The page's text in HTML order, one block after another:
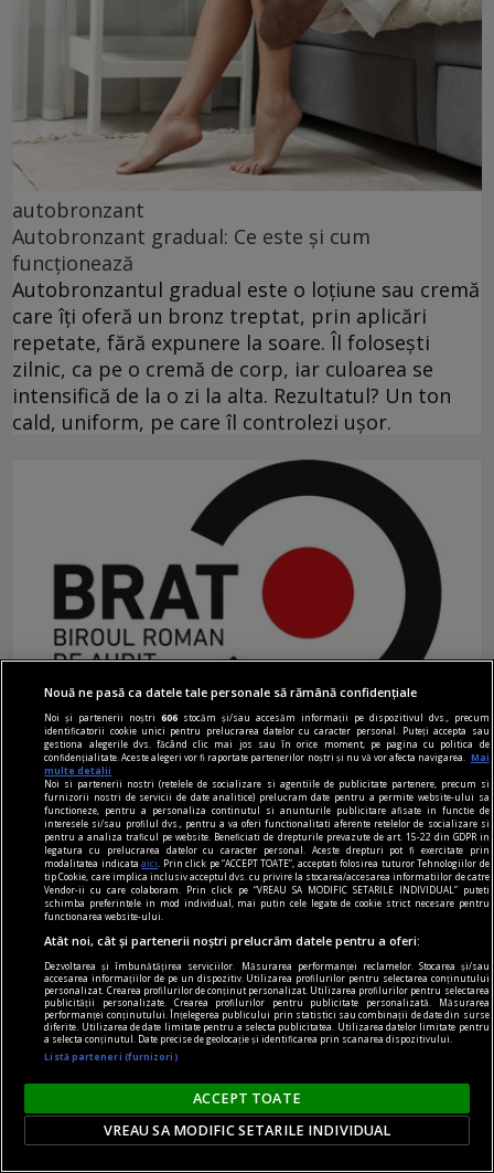
autobronzant
Autobronzant gradual: Ce este și cum
funcționează
Autobronzantul gradual este o loțiune sau cremă
care îți oferă un bronz treptat, prin aplicări
repetate, fără expunere la soare. Îl folosești
zilnic, ca pe o cremă de corp, iar culoarea se
intensifică de la o zi la alta. Rezultatul? Un ton
cald, uniform, pe care îl controlezi ușor.
comunicat
BRAT își prezintă poziția față de textul curent al
Digital Omnibus VII și atrage atenția asupra
importanței acestuia pentru sustenabilitatea și
libertatea presei
Biroul Român de Audit Transmedia (BRAT) își
exprimă poziția față de textul actual al Digital
Omnibus VII, propus de Președinția Cipriotă a
Consiliului Uniunii Europene în data de 21 mai
2026, si susține propunerea de excludere din
acest proiect de lege a prevederii privind
gestionarea ...
Nouă ne pasă ca datele tale personale să rămână confidențiale
Noi și partenerii noștri606 stocăm și/sau accesăm informații pe dispozitivul dvs., precum
identificatorii cookie unici pentru prelucrarea datelor cu caracter personal. Puteți accepta sau
gestiona alegerile dvs. făcând clic mai jos sau în orice moment, pe pagina cu politica de
confidențialitate. Aceste alegeri vor fi raportate partenerilor noștri și nu vă vor afecta navigarea.
Mai
multe detalii
Noi si partenerii nostri (retelele de socializare si agentiile de publicitate partenere, precum si
furnizorii nostri de servicii de date analitice) prelucram date pentru a permite website-ului sa
functioneze, pentru a personaliza continutul si anunturile publicitare afisate in functie de
interesele si/sau profilul dvs., pentru a va oferi functionalitati aferente retelelor de socializare si
pentru a analiza traficul pe website. Beneficiati de drepturile prevazute de art. 15-22 din GDPR in
legatura cu prelucrarea datelor cu caracter personal. Aceste drepturi pot fi exercitate prin
modalitatea indicataaici
. Prin click pe “ACCEPT TOATE”, acceptati folosirea tuturor Tehnologiilor de
tip Cookie, care implica inclusiv acceptul dvs. cu privire la stocarea/accesarea informatiilor de catre
Vendor-ii cu care colaboram. Prin click pe “VREAU SA MODIFIC SETARILE INDIVIDUAL” puteti
schimba preferintele in mod individual, mai putin cele legate de cookie strict necesare pentru
functionarea website-ului.
Atât noi, cât și partenerii noștri prelucrăm datele pentru a oferi:
Dezvoltarea și îmbunătățirea serviciilor. Măsurarea performanței reclamelor. Stocarea și/sau
accesarea informațiilor de pe un dispozitiv. Utilizarea profilurilor pentru selectarea conținutului
personalizat. Crearea profilurilor de conținut personalizat. Utilizarea profilurilor pentru selectarea
publicității personalizate. Crearea profilurilor pentru publicitate personalizată. Măsurarea
performanței conținutului. Înțelegerea publicului prin statistici sau combinații de date din surse
diferite. Utilizarea de date limitate pentru a selecta publicitatea. Utilizarea datelor limitate pentru
a selecta conținutul. Date precise de geolocație și identificarea prin scanarea dispozitivului.
Listă parteneri (furnizori)
ACCEPT TOATE
VREAU SA MODIFIC SETARILE INDIVIDUAL